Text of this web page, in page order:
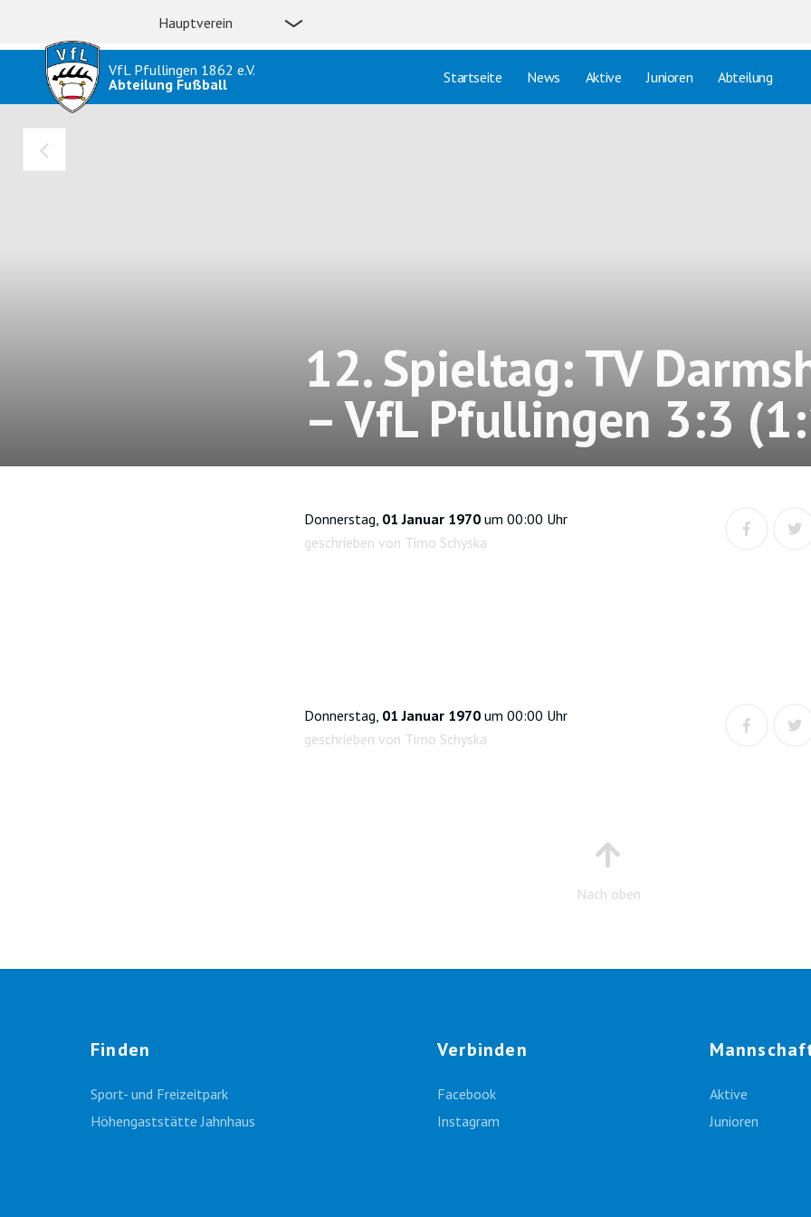
VfL Pfullingen 1862 e.V.
Abteilung Fußball
Hauptverein
Startseite News Aktive Junioren Abteilung
12. Spieltag: TV
– VfL Pfullingen 3:3
Donnerstag, 01 Januar 1970 um 00:00 Uhr
geschrieben von Timo Schyska
Donnerstag, 01 Januar 1970 um 00:00 Uhr
geschrieben von Timo Schyska
Nach oben
Finden
Sport- und Freizeitpark
Höhengaststätte Jahnhaus
Verbinden
Facebook
Instagram
Aktive
Junioren